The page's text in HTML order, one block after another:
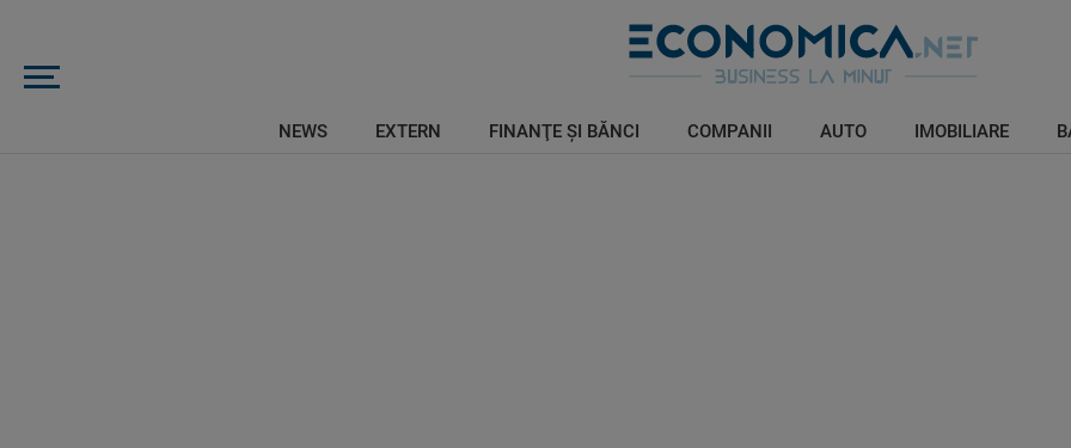
NEWS EXTERN FINANŢE ŞI BĂNCI COMPANII AUTO IMOBILIARE